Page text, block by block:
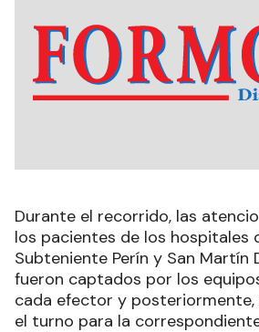
Durante el recorrido, las
los pacientes de los hospitales
Subteniente Perín y San Martín
fueron captados por los
cada efector y posteriormente,
el turno para la